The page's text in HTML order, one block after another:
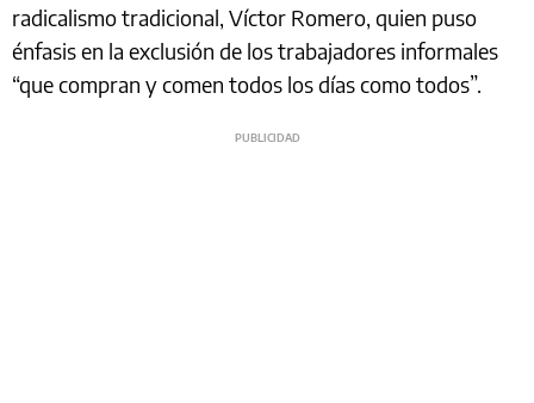
radicalismo tradicional, Víctor Romero, quien puso
énfasis en la exclusión de los trabajadores informales
“que compran y comen todos los días como todos”.